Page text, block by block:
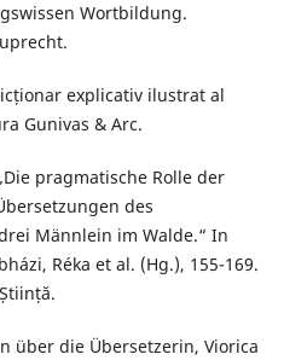
Wortbildung.
explicativ ilustrat al
Gunivas & Arc.
pragmatische Rolle der
des
Männlein im Walde.“ In
Réka et al. (Hg.), 155-169.
über die Übersetzerin, Viorica